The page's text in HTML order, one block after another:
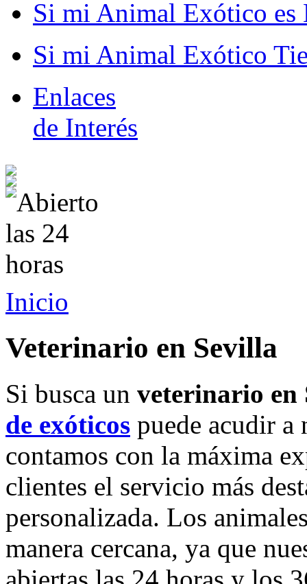
Si mi Animal Exótico es
Si mi Animal Exótico
Enlaces
de Interés
Inicio
Veterinario en Sevilla
Si busca un veterinario en
de exóticos puede acudir a
contamos con la máxima
clientes el servicio más
personalizada. Los
manera cercana, ya que